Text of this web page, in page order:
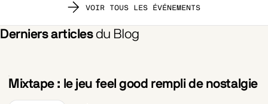
VOIR TOUS LES ÉVÉNEMENTS
Derniers articlesdu Blog
Mixtape : le jeu feel good rempli de nostalgie